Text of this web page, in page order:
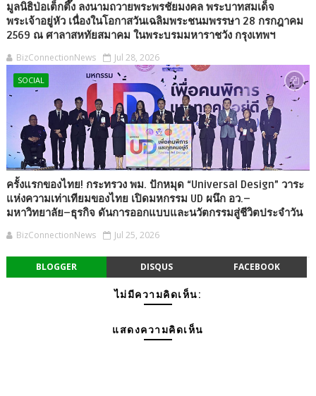
มูลนิธิป่อเต็กตึ๊ง ลงนามถวายพระพรชัยมงคล พระบาทสมเด็จ
พระเจ้าอยู่หัว เนื่องในโอกาสวันเฉลิมพระชนมพรรษา 28 กรกฎาคม
2569 ณ ศาลาสหทัยสมาคม ในพระบรมมหาราชวัง กรุงเทพฯ
BizConnectionNews Jul 28, 2026
SOCIAL
ครั้งแรกของไทย! กระทรวง พม. ปักหมุด “Universal Design” วาระ
แห่งความเท่าเทียมของไทย เปิดมหกรรม UD ผนึก อว.–
มหาวิทยาลัย–ธุรกิจ ดันการออกแบบและนวัตกรรมสู่ชีวิตประจำวัน
BizConnectionNews Jul 25, 2026
BLOGGER DISQUS FACEBOOK
ไม่มีความคิดเห็น:
แสดงความคิดเห็น